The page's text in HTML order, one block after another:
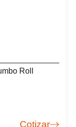
Roll
Cotizar